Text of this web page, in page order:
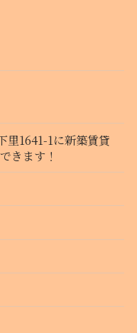
里1641-1に新築賃貸
きます！